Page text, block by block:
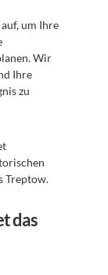
um Ihre
Wir
Ihre
zu
Treptow.
das